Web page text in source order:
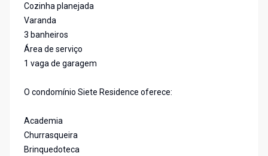
Cozinha planejada
Varanda
3 banheiros
Área de serviço
1 vaga de garagem
O condomínio Siete Residence oferece:
Academia
Churrasqueira
Brinquedoteca